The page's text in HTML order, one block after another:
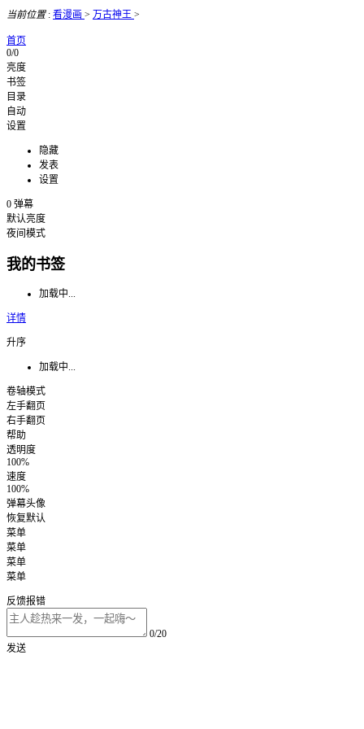
当前位置: 看漫画 > 万古神王 >
首页
0/0
亮度
书签
目录
自动
设置
隐藏
发表
设置
0 弹幕
默认亮度
夜间模式
我的书签
加载中...
详情
升序
加载中...
卷轴模式
左手翻页
右手翻页
帮助
透明度
100%
速度
100%
弹幕头像
恢复默认
菜单
菜单
菜单
菜单
反馈报错
0/20
发送